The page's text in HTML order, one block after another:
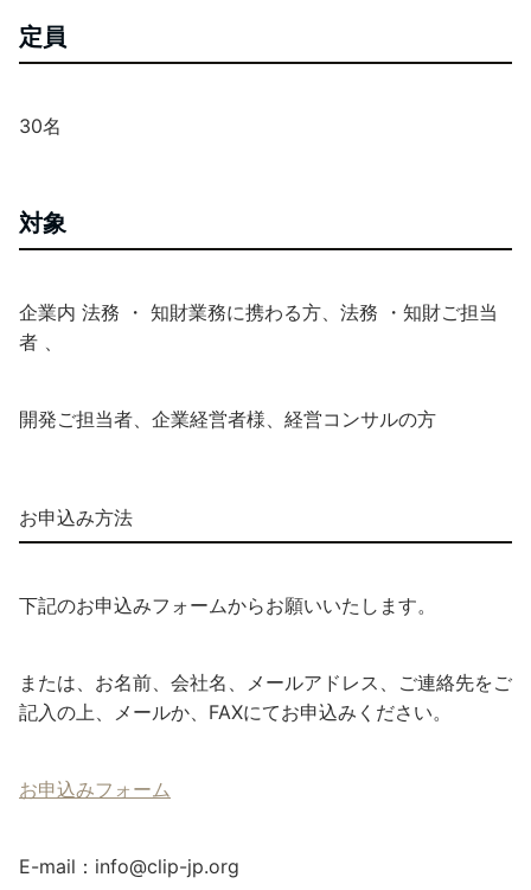
定員
30名
対象
企業内 法務 ・ 知財業務に携わる方、法務 ・知財ご担当
者 、
開発ご担当者、企業経営者様、経営コンサルの方
お申込み方法
下記のお申込みフォームからお願いいたします。
または、お名前、会社名、メールアドレス、ご連絡先をご
記入の上、メールか、FAXにてお申込みください。
お申込みフォーム
E-mail：info@clip-jp.org